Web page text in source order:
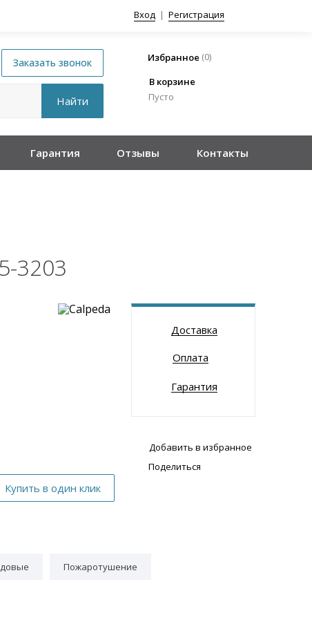
Вход | Регистрация
Избранное (0)
В корзине
Пусто
Гарантия Отзывы Контакты
3203
Доставка
Оплата
Гарантия
Добавить в избранное
Поделиться
Пожаротушение